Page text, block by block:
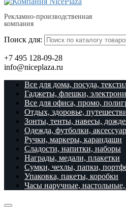
Рекламно-производственная
компания
Поиск для:
+7 495 128-09-28
info@niceplaza.ru
Все для дома, посуда,
Гаджеты, флешки,
Все для офиса, промо,
Отдых, здоровье,
Зонты, тенты, навесы,
Одежда, футболки,
Ручки, маркеры, карандаши
Сладости, напитки, наборы
Награды, медали, плакетки
Сумки, чехлы, папки,
Упаковка, пакеты, коробки
Часы наручные,